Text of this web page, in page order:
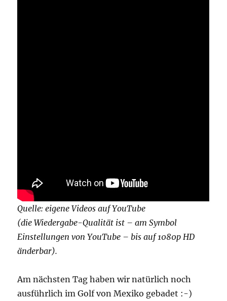
Quelle: eigene Videos auf YouTube
(die Wiedergabe-Qualität ist – am Symbol
Einstellungen von YouTube – bis auf 1080p HD
änderbar).
Am nächsten Tag haben wir natürlich noch
ausführlich im Golf von Mexiko gebadet :-)